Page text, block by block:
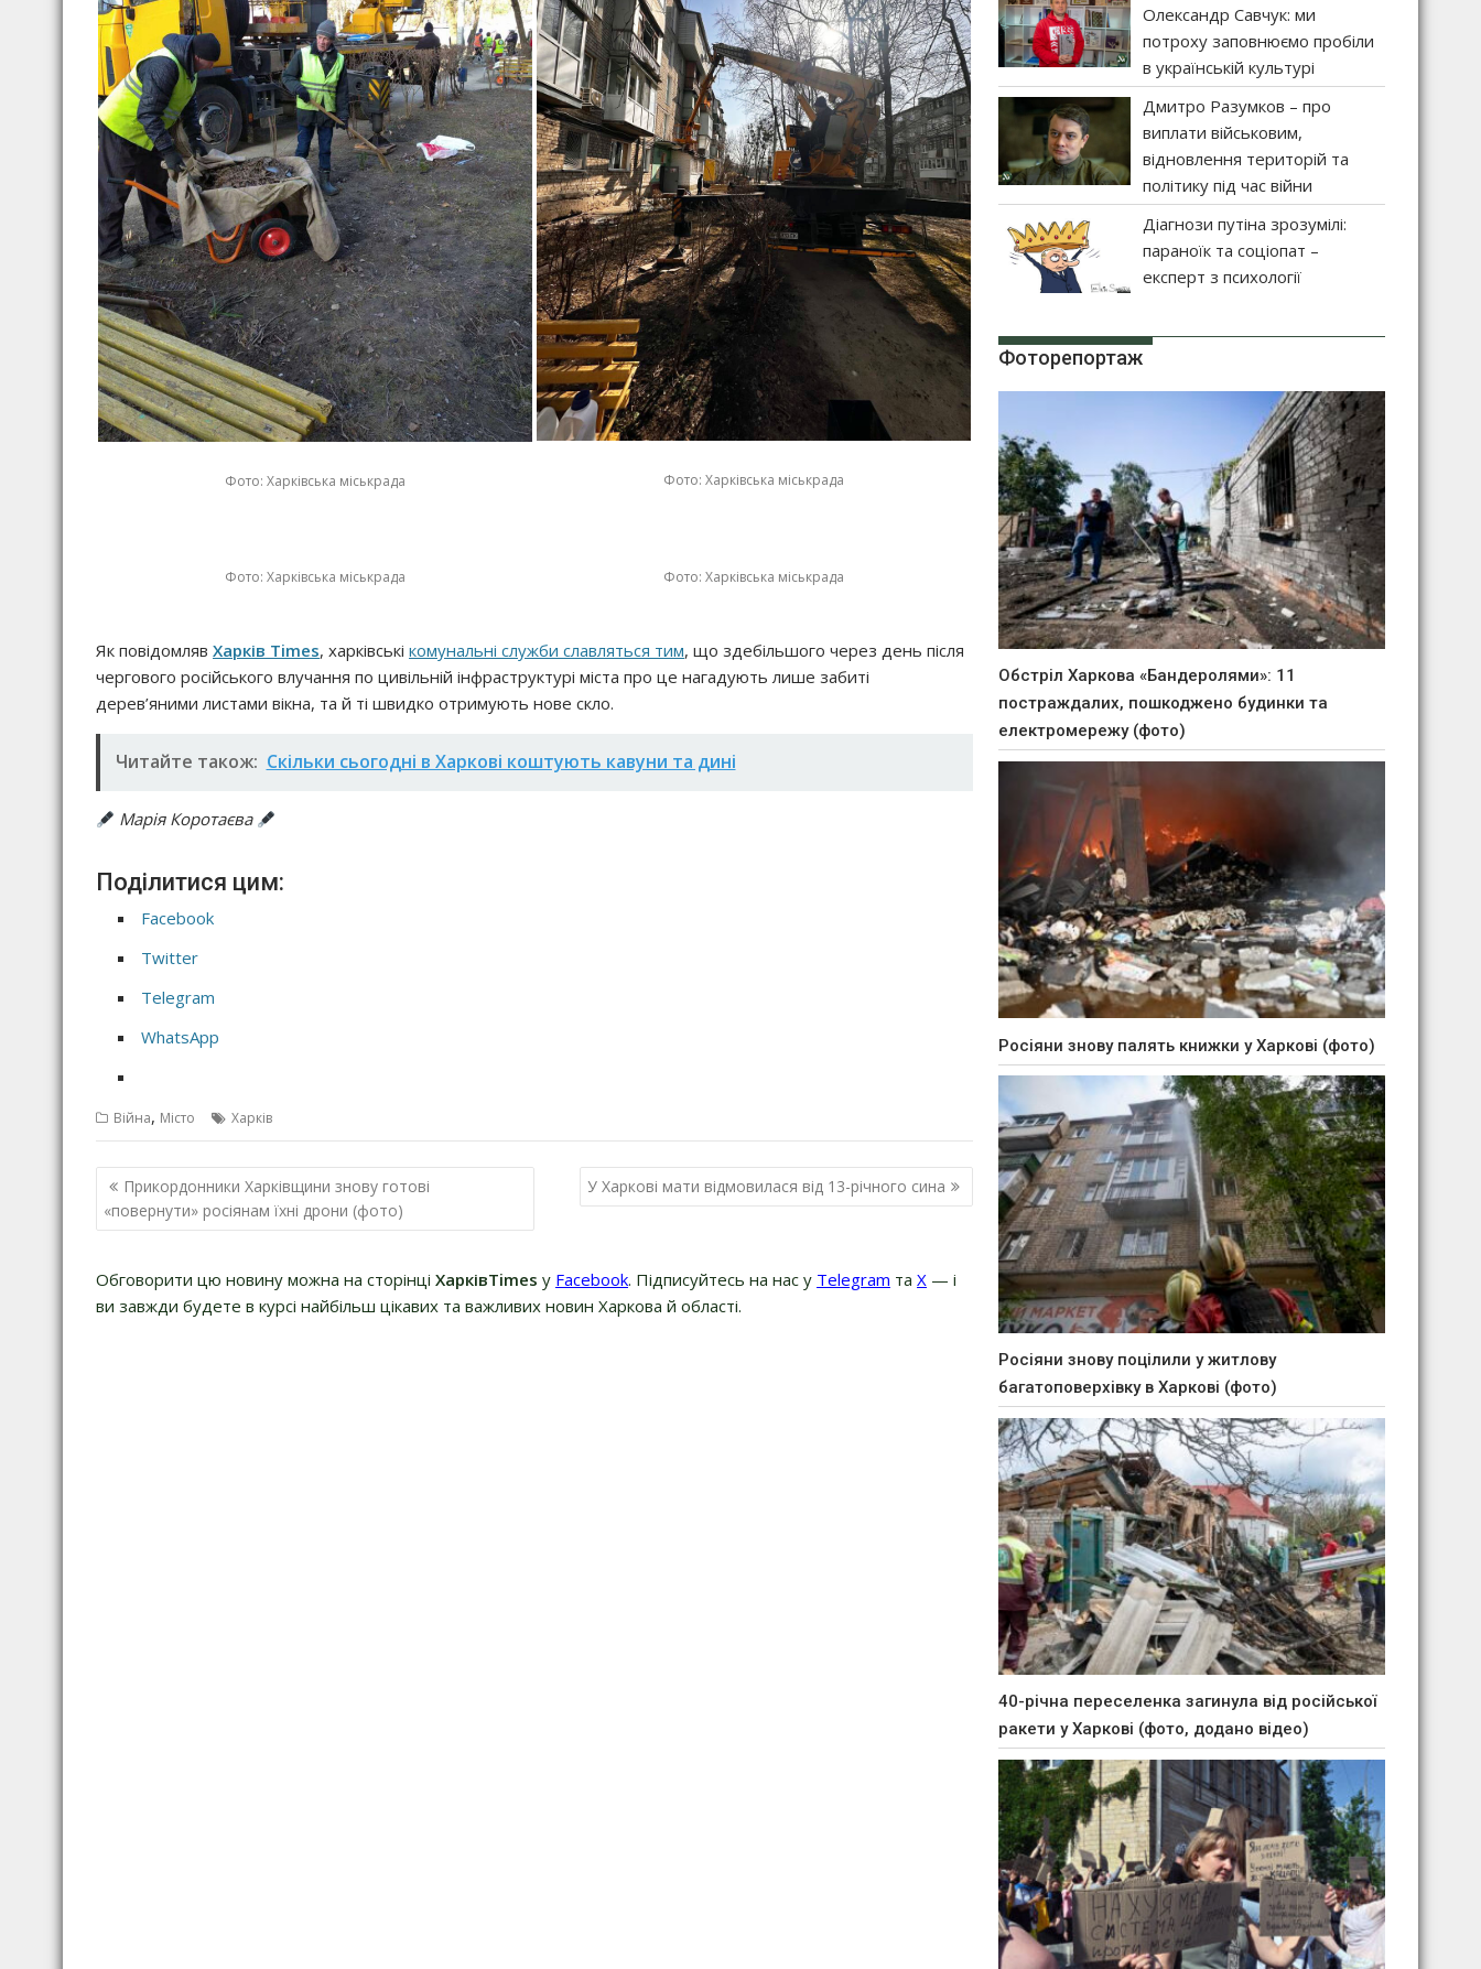
Фото: Харківська міськрада Фото: Харківська міськрада
Фото: Харківська міськрада Фото: Харківська міськрада
Як повідомляв Харків Times, харківські комунальні служби славляться тим, що здебільшого через день після
чергового російського влучання по цивільній інфраструктурі міста про це нагадують лише забиті
дерев’яними листами вікна, та й ті швидко отримують нове скло.
Читайте також: Скільки сьогодні в Харкові коштують кавуни та дині
Марія Коротаєва
Поділитися цим:
Facebook
Twitter
Telegram
WhatsApp
Війна, Місто Харків
Н
а
і
г
Прикордонники Харківщини знову готові
«повернути» росіянам їхні дрони (фото)
У Харкові мати відмовилася від 13-річного сина
Обговорити цю новину можна на сторінці ХарківTimes у Facebook. Підписуйтесь на нас у Telegram та Х — і
ви завжди будете в курсі найбільш цікавих та важливих новин Харкова й області.
Олександр Савчук: ми
потроху заповнюємо пробіли
в українській культурі
Дмитро Разумков – про
виплати військовим,
відновлення територій та
політику під час війни
Діагнози путіна зрозумілі:
параноїк та соціопат –
експерт з психології
Фоторепортаж
Обстріл Харкова «Бандеролями»: 11
постраждалих, пошкоджено будинки та
електромережу (фото)
Росіяни знову палять книжки у Харкові (фото)
Росіяни знову поцілили у житлову
багатоповерхівку в Харкові (фото)
40-річна переселенка загинула від російської
ракети у Харкові (фото, додано відео)